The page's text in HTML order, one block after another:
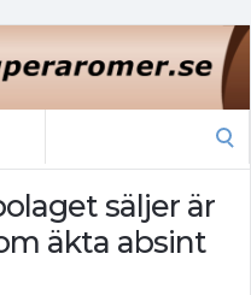
säljer är
äkta absint